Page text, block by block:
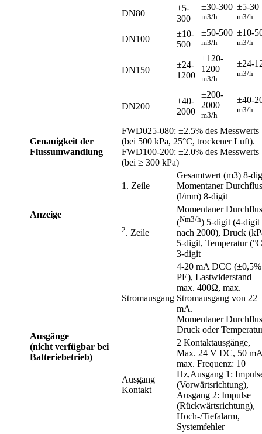
DN80
±5-
300
±30-300
m3/h
±5-30
m3/h
DN100
±10-
500
±50-500
m3/h
±10-
m3/h
DN150
±24-
1200
±120-
1200
m3/h
±24-
m3/h
DN200
±40-
2000
±200-
2000
m3/h
±40-
m3/h
Genauigkeit der
Flussumwandlung
FWD025-080: ±2.5% des Messwerts
(bei 500 kPa, 25°C, trockener Luft).
FWD100-200: ±2.0% des Messwerts
(bei ≥ 300 kPa)
Anzeige
1. Zeile
Gesamtwert (m3) 8-
Momentaner
(l/mm) 8-digit
2. Zeile
Momentaner
(Nm3/h) 5-digit (4-digit
nach 2000), Druck
5-digit, Temperatur
3-digit
Ausgänge
(nicht verfügbar bei
Batteriebetrieb)
Stromausgang
4-20 mA DCC (±0,5%
PE), Lastwiderstand
max. 400Ω, max.
Stromausgang von 22
mA.
Momentaner
Druck oder
Ausgang
Kontakt
2 Kontaktausgänge,
Max. 24 V DC, 50
max. Frequenz: 10
Hz,Ausgang 1:
(Vorwärtsrichtung),
Ausgang 2: Impulse
(Rückwärtsrichtung),
Hoch-/Tiefalarm,
Systemfehler